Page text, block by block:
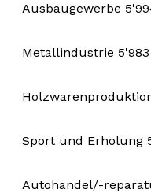
Ausbaugewerbe
Metallindustrie 5'983
Sport und Erholung
Autohandel/-